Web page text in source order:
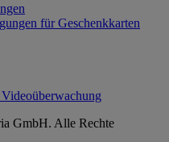
für Geschenkkarten
GmbH. Alle Rechte